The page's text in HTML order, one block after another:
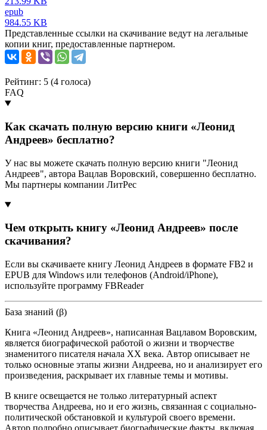
epub
984.55 KB
Представленные ссылки на скачивание ведут на легальные
копии книг, предоставленные партнером.
Рейтинг: 5 (4 голоса)
FAQ
Как скачать полную версию книги «Леонид
Андреев» бесплатно?
У нас вы можете скачать полную версию книги "Леонид
Андреев", автора Вацлав Воровский, совершенно бесплатно.
Мы партнеры компании ЛитРес
Чем открыть книгу «Леонид Андреев» после
скачивания?
Если вы скачиваете книгу Леонид Андреев в формате FB2 и
EPUB для Windows или телефонов (Android/iPhone),
используйте программу FBReader
База знаний (β)
Книга «Леонид Андреев», написанная Вацлавом Воровским,
является биографической работой о жизни и творчестве
знаменитого писателя начала XX века. Автор описывает не
только основные этапы жизни Андреева, но и анализирует его
произведения, раскрывает их главные темы и мотивы.
В книге освещается не только литературный аспект
творчества Андреева, но и его жизнь, связанная с социально-
политической обстановкой и культурой своего времени.
Автор подробно описывает биографические факты, включая